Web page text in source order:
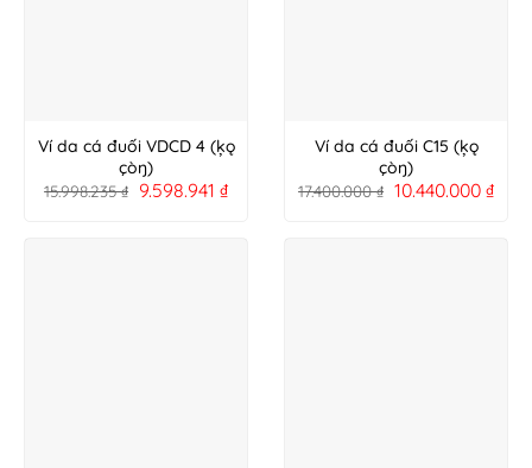
Ví da cá đuối VDCD 4 (ķǫ
çòŋ)
15.998.235₫ 9.598.941 ₫
Ví da cá đuối C15 (ķǫ
çòŋ)
17.400.000₫ 10.440.000 ₫